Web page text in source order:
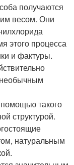
получаются
весом. Они
этого процесса
и фактуры.
такого
структурой.
натуральным